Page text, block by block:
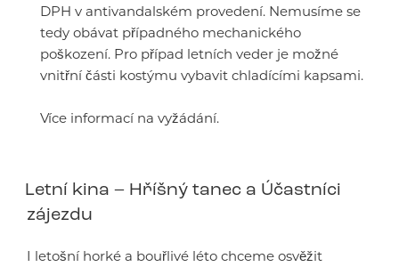
DPH v antivandalském provedení. Nemusíme se
tedy obávat případného mechanického
poškození. Pro případ letních veder je možné
vnitřní části kostýmu vybavit chladícími kapsami.
Více informací na vyžádání.
Letní kina – Hříšný tanec a Účastníci
zájezdu
I letošní horké a bouřlivé léto chceme osvěžit